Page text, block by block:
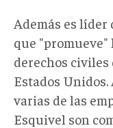
Además es líder
que
derechos civiles
Estados Unidos.
varias de las
Esquivel son